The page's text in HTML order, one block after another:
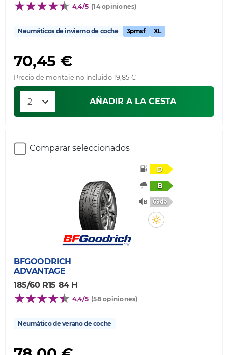
4,4/5 (14 opiniones)
Neumáticos de invierno de coche 3pmsf XL
70,45 €
Precio de montaje no incluido 19,85 €
AÑADIR A LA CESTA
Comparar seleccionados
D
B
69db
BFGOODRICH
ADVANTAGE
185/60 R15 84 H
4,4/5 (58 opiniones)
Neumático de verano de coche